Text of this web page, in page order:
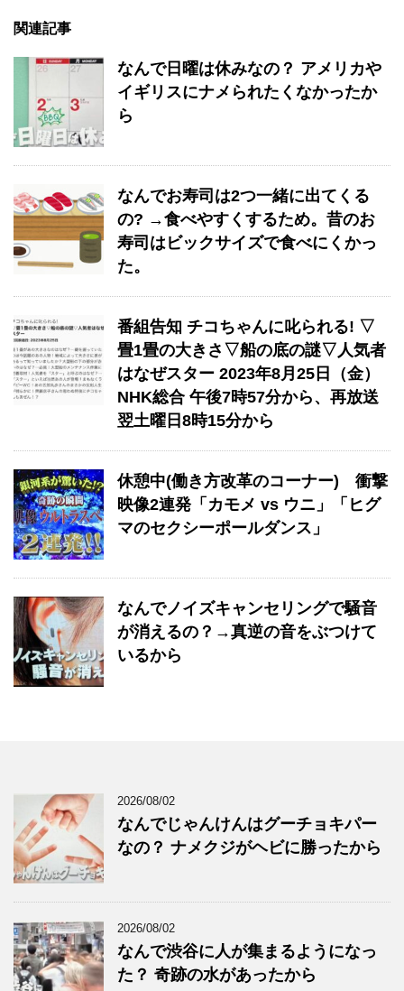
関連記事
なんで日曜は休みなの？ アメリカや
イギリスにナメられたくなかったか
ら
なんでお寿司は2つ一緒に出てくる
の? →食べやすくするため。昔のお
寿司はビックサイズで食べにくかっ
た。
番組告知 チコちゃんに叱られる! ▽
畳1畳の大きさ▽船の底の謎▽人気者
はなぜスター 2023年8月25日（金）
NHK総合 午後7時57分から、再放送
翌土曜日8時15分から
休憩中(働き方改革のコーナー) 衝撃
映像2連発「カモメ vs ウニ」「ヒグ
マのセクシーポールダンス」
なんでノイズキャンセリングで騒音
が消えるの？→真逆の音をぶつけて
いるから
2026/08/02
なんでじゃんけんはグーチョキパー
なの？ ナメクジがヘビに勝ったから
2026/08/02
なんで渋谷に人が集まるようになっ
た？ 奇跡の水があったから